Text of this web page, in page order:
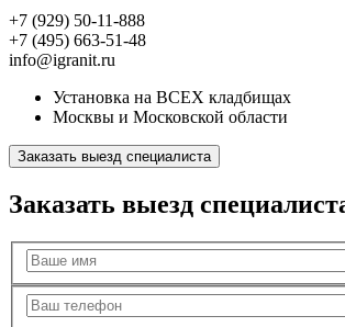
+7 (929) 50-11-888
+7 (495) 663-51-48
info@igranit.ru
Установка на ВСЕХ кладбищах
Москвы и Московской области
Заказать выезд специалиста
Заказать выезд